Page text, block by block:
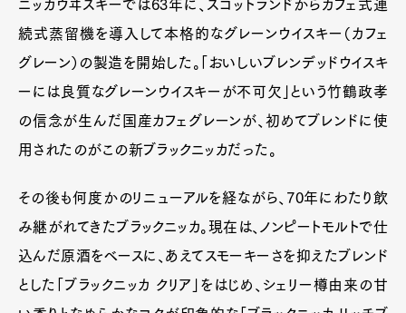
ニッカウヰスキーでは63年に、スコットランドからカフェ式連
続式蒸留機を導入して本格的なグレーンウイスキー（カフェ
グレーン）の製造を開始した。「おいしいブレンデッドウイスキ
ーには良質なグレーンウイスキーが不可欠」という竹鶴政孝
の信念が生んだ国産カフェグレーンが、初めてブレンドに使
用されたのがこの新ブラックニッカだった。
その後も何度かのリニューアルを経ながら、70年にわたり飲
み継がれてきたブラックニッカ。現在は、ノンピートモルトで仕
込んだ原酒をベースに、あえてスモーキーさを抑えたブレンド
とした「ブラックニッカ クリア」をはじめ、シェリー樽由来の甘